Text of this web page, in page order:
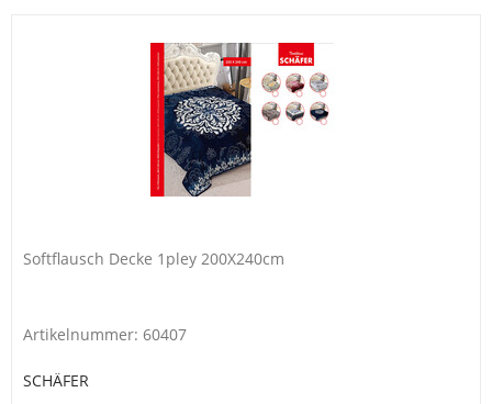
Softflausch Decke 1pley 200X240cm
Artikelnummer: 60407
SCHÄFER